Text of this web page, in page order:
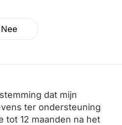
Nee
dat mijn
ter ondersteuning
tot 12 maanden na het